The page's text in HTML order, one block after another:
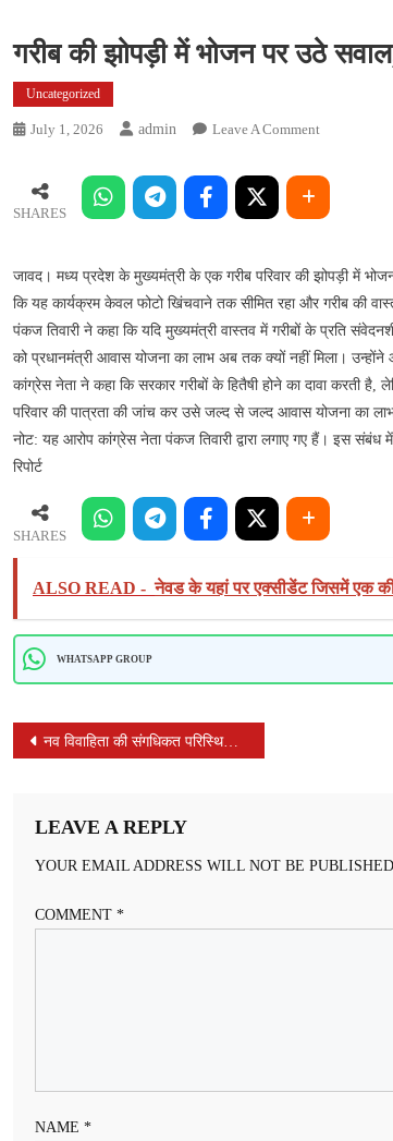
गरीब की झोपड़ी में भोजन पर उठे
Uncategorized
July 1, 2026 Admin Leave A CommentOn
की
पर
उठे
सवाल,
कांग्रेस
नेता
पंकज
तिवारी
पर
निशाना
SHARES
जावद। मध्य प्रदेश के मुख्यमंत्री के एक गरीब परिवार की झोपड़ी में
कि यह कार्यक्रम केवल फोटो खिंचवाने तक सीमित रहा और गरीब की
पंकज तिवारी ने कहा कि यदि मुख्यमंत्री वास्तव में गरीबों के प्रति
को प्रधानमंत्री आवास योजना का लाभ अब तक क्यों नहीं मिला। उन्होंने
कांग्रेस नेता ने कहा कि सरकार गरीबों के हितैषी होने का दावा करती
परिवार की पात्रता की जांच कर उसे जल्द से जल्द आवास योजना का लाभ
नोट: यह आरोप कांग्रेस नेता पंकज तिवारी द्वारा लगाए गए हैं। इस
रिपोर्ट
SHARES
ALSO READ - नेवड के यहां पर एक्सीडेंट जिसमें एक
WHATSAPP GROUP
POST
नव विवाहिता की संगधिकत परिस्थितियों में मौत माएका पक्ष ने लगाया हत्या का आरोप
LEAVE A REPLY
YOUR EMAIL ADDRESS WILL NOT BE PUBLISHED.
COMMENT *
NAME *